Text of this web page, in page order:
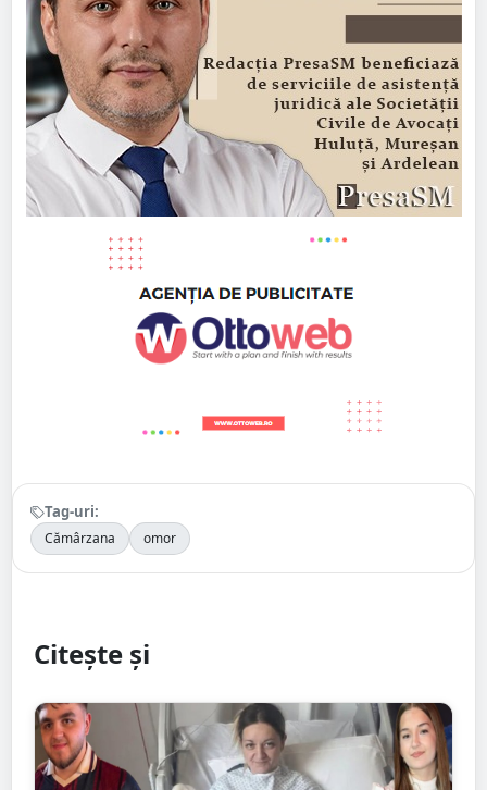
Tag-uri:
Cămârzana omor
Citește și